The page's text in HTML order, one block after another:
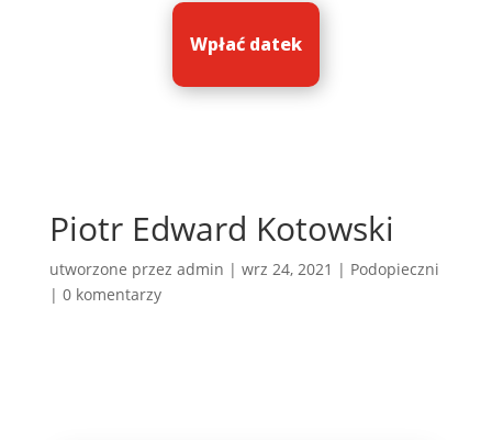
Wpłać datek
Piotr Edward Kotowski
utworzone przez admin | wrz 24, 2021 | Podopieczni
| 0 komentarzy